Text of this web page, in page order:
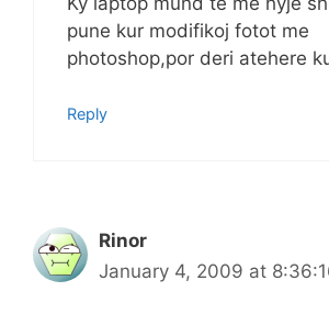
pune kur modifikoj fotot me
photoshop,por deri atehere
Reply
Rinor
January 4, 2009 at